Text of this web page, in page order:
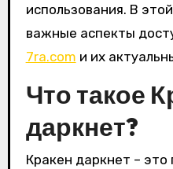
использования. В
важные аспекты
7ra.com и их
Что такое
даркнет?
Кракен даркнет –